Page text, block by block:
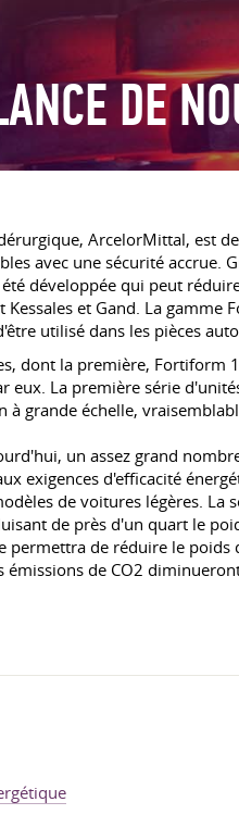
DE
ArcelorMittal, est
avec une sécurité accrue.
développée qui peut
et Gand. La gamme
utilisé dans les pièces
dont la première,
eux. La première série
grande échelle,
un assez grand
exigences d'efficacité
de voitures légères. La
de près d'un quart le
de réduire le
émissions de CO2